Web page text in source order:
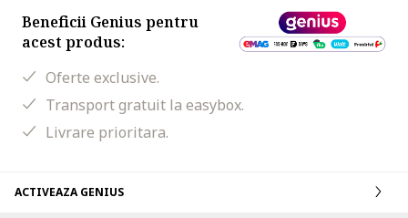
Beneficii Genius pentru
acest produs:
Oferte exclusive.
Transport gratuit la easybox.
Livrare prioritara.
ACTIVEAZA GENIUS